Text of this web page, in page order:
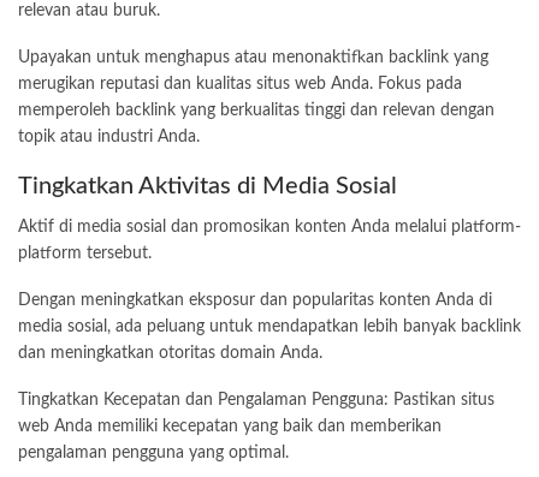
relevan atau buruk.
Upayakan untuk menghapus atau menonaktifkan backlink yang
merugikan reputasi dan kualitas situs web Anda. Fokus pada
memperoleh backlink yang berkualitas tinggi dan relevan dengan
topik atau industri Anda.
Tingkatkan Aktivitas di Media Sosial
Aktif di media sosial dan promosikan konten Anda melalui platform-
platform tersebut.
Dengan meningkatkan eksposur dan popularitas konten Anda di
media sosial, ada peluang untuk mendapatkan lebih banyak backlink
dan meningkatkan otoritas domain Anda.
Tingkatkan Kecepatan dan Pengalaman Pengguna: Pastikan situs
web Anda memiliki kecepatan yang baik dan memberikan
pengalaman pengguna yang optimal.